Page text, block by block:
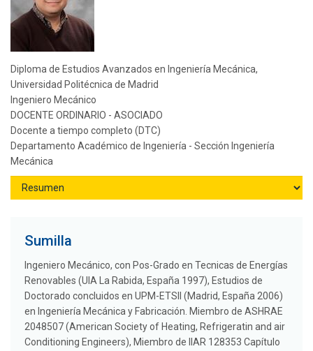
Diploma de Estudios Avanzados en Ingeniería Mecánica,
Universidad Politécnica de Madrid
Ingeniero Mecánico
DOCENTE ORDINARIO - ASOCIADO
Docente a tiempo completo (DTC)
Departamento Académico de Ingeniería - Sección Ingeniería
Mecánica
Sumilla
Ingeniero Mecánico, con Pos-Grado en Tecnicas de Energías
Renovables (UIA La Rabida, España 1997), Estudios de
Doctorado concluidos en UPM-ETSII (Madrid, España 2006)
en Ingeniería Mecánica y Fabricación. Miembro de ASHRAE
2048507 (American Society of Heating, Refrigeratin and air
Conditioning Engineers), Miembro de IIAR 128353 Capítulo